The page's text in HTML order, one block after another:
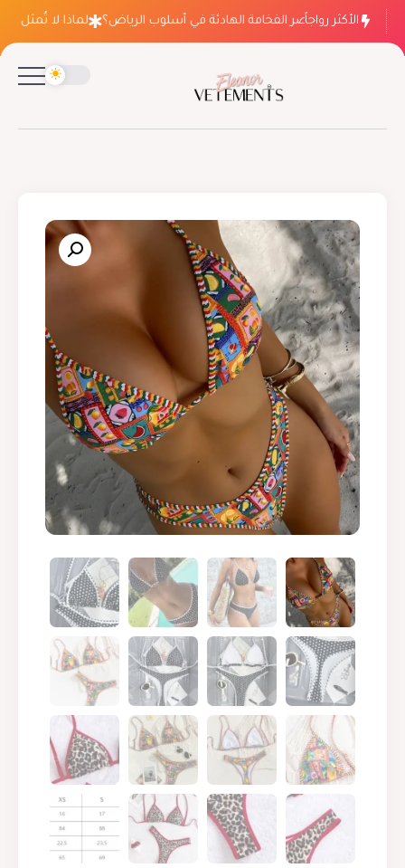
الأكثر رواجاً
لماذا ينتصر الفخامة الهادئة في أسلوب الرياض؟ لماذا لا تُمثل